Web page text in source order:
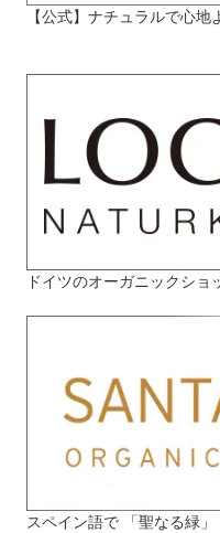
【公式】ナチュラルで心地
ドイツのオーガニックショ
スペイン語で 「聖なる緑